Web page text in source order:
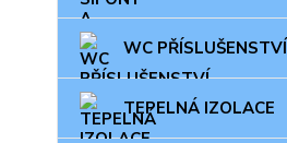
WC PŘÍSLUŠENSTVÍ
TEPELNÁ IZOLACE